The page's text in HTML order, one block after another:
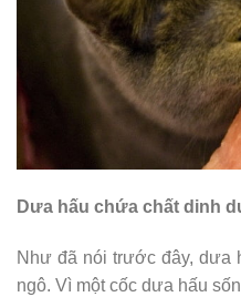
Dưa hấu chứa chất dinh
Như đã nói trước đây, dưa
ngô. Vì một cốc dưa hấu